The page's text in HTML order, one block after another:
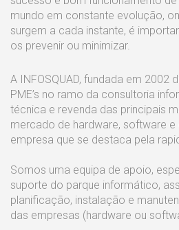
mundo em constante evolução,
surgem a cada instante, é
os prevenir ou minimizar.
A INFOSQUAD, fundada em 2002
PME’s no ramo da consultoria
técnica e revenda das principais
mercado de hardware, software e
empresa que se destaca pela
Somos uma equipa de apoio,
suporte do parque informático,
planificação, instalação e
das empresas (hardware ou